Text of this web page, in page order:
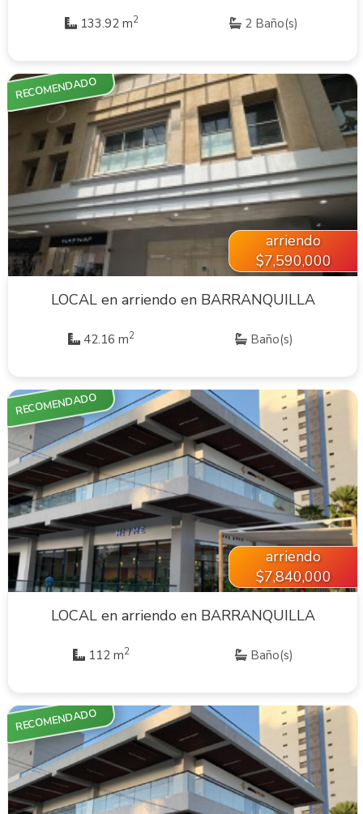
133.92 m2 2 Baño(s)
VER INMUEBLE
RECOMENDADO
arriendo
$7,590,000
LOCAL en arriendo en BARRANQUILLA
42.16 m2 Baño(s)
VER INMUEBLE
RECOMENDADO
arriendo
$7,840,000
LOCAL en arriendo en BARRANQUILLA
112 m2 Baño(s)
VER INMUEBLE
RECOMENDADO